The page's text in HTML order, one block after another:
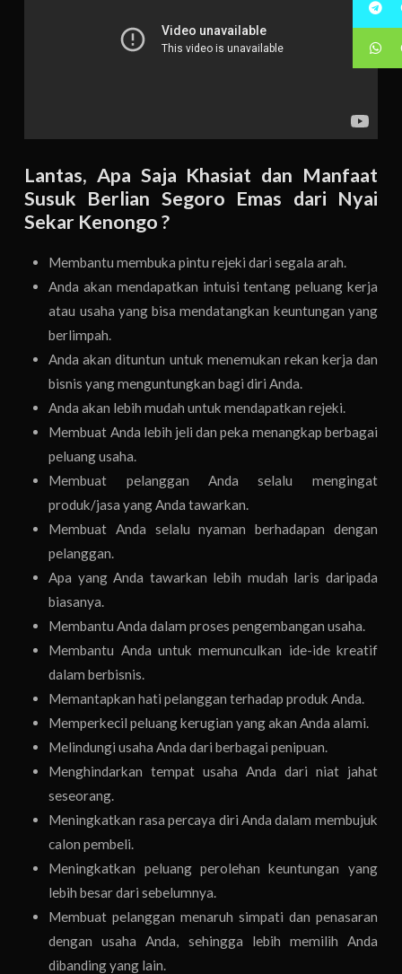
Lantas, Apa Saja Khasiat dan Manfaat
Susuk Berlian Segoro Emas dari Nyai
Sekar Kenongo ?
Membantu membuka pintu rejeki dari segala arah.
Anda akan mendapatkan intuisi tentang peluang kerja
atau usaha yang bisa mendatangkan keuntungan yang
berlimpah.
Anda akan dituntun untuk menemukan rekan kerja dan
bisnis yang menguntungkan bagi diri Anda.
Anda akan lebih mudah untuk mendapatkan rejeki.
Membuat Anda lebih jeli dan peka menangkap berbagai
peluang usaha.
Membuat pelanggan Anda selalu mengingat
produk/jasa yang Anda tawarkan.
Membuat Anda selalu nyaman berhadapan dengan
pelanggan.
Apa yang Anda tawarkan lebih mudah laris daripada
biasanya.
Membantu Anda dalam proses pengembangan usaha.
Membantu Anda untuk memunculkan ide-ide kreatif
dalam berbisnis.
Memantapkan hati pelanggan terhadap produk Anda.
Memperkecil peluang kerugian yang akan Anda alami.
Melindungi usaha Anda dari berbagai penipuan.
Menghindarkan tempat usaha Anda dari niat jahat
seseorang.
Meningkatkan rasa percaya diri Anda dalam membujuk
calon pembeli.
Meningkatkan peluang perolehan keuntungan yang
lebih besar dari sebelumnya.
Membuat pelanggan menaruh simpati dan penasaran
dengan usaha Anda, sehingga lebih memilih Anda
dibanding yang lain.